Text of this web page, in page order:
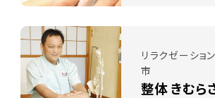
リラクゼーショ
市
整体 きむら